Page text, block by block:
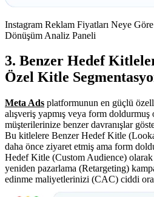
Instagram Reklam Fiyatları Neye
Dönüşüm Analiz Paneli
3. Benzer Hedef
Özel Kitle
Meta Ads platformunun en güçlü
alışveriş yapmış veya form
müşterilerinize benzer davranışlar
Bu kitlelere Benzer Hedef Kitle
daha önce ziyaret etmiş ama form
Hedef Kitle (Custom Audience) olarak
yeniden pazarlama (Retargeting)
edinme maliyetlerinizi (CAC) ciddi